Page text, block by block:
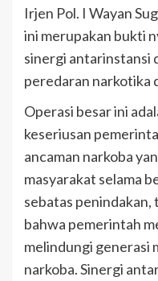
Irjen Pol. I Wayan
ini merupakan bukti
sinergi antarinstansi
peredaran narkotika
Operasi besar ini
keseriusan
ancaman narkoba
masyarakat selama
sebatas
bahwa pemerintah
melindungi generasi
narkoba. Sinergi